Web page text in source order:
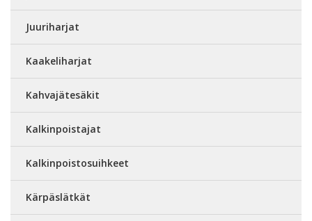
Juuriharjat
Kaakeliharjat
Kahvajätesäkit
Kalkinpoistajat
Kalkinpoistosuihkeet
Kärpäslätkät